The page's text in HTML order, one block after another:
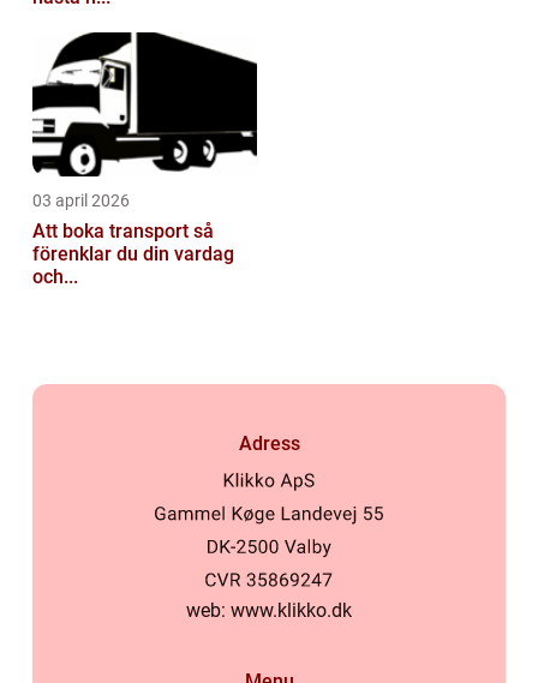
03 april 2026
Att boka transport så
förenklar du din vardag
och...
Adress
web: www.klikko.dk